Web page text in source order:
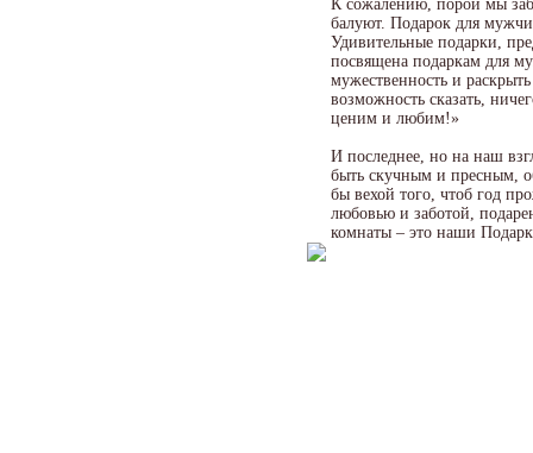
К сожалению, порой мы
балуют. Подарок для
Удивительные подарки,
посвящена подаркам для
мужественность и
возможность сказать,
ценим и любим!»
И последнее, но на наш
быть скучным и пресным,
бы вехой того, чтоб год
любовью и заботой,
комнаты – это наши